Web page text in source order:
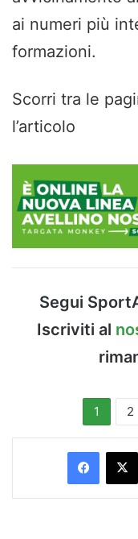
ai numeri più
formazioni.
Scorri tra le
l’articolo
Segui
Iscriviti al
1 2
X